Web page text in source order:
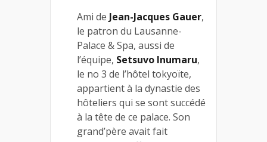
Ami de Jean-Jacques Gauer,
le patron du Lausanne-
Palace & Spa, aussi de
l’équipe, Setsuvo Inumaru,
le no 3 de l’hôtel tokyoïte,
appartient à la dynastie des
hôteliers qui se sont succédé
à la tête de ce palace. Son
grand’père avait fait